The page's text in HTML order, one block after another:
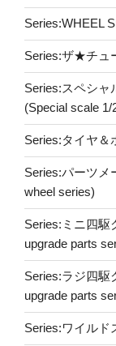
Series:WHEEL
Series:ザ★チュ
Series:スペシャ
(Special scale
Series:タイヤ＆
Series:パーツメ
wheel series)
Series:ミニ四駆
upgrade parts
Series:ラジ四駆
upgrade parts
Series:ワイルド